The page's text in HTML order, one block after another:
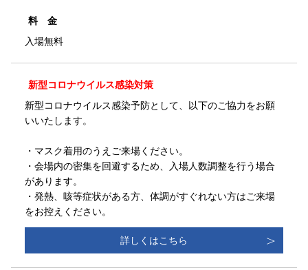
料 金
入場無料
新型コロナウイルス感染対策
新型コロナウイルス感染予防として、以下のご協力をお願
いいたします。
・マスク着用のうえご来場ください。
・会場内の密集を回避するため、入場人数調整を行う場合
があります。
・発熱、咳等症状がある方、体調がすぐれない方はご来場
をお控えください。
詳しくはこちら